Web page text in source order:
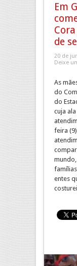
Em
de
20 de
Deixe
As
do
do
cuja
feira
entes